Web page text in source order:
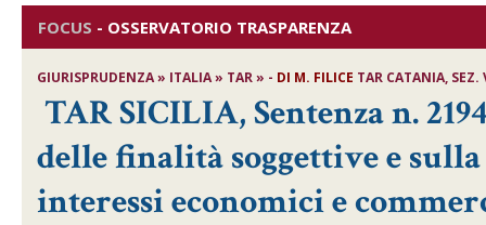
FOCUS - OSSERVATORIO TRASPARENZA
GIURISPRUDENZA » ITALIA » TAR » - DI M. FILICE TAR CATANIA,
TAR SICILIA, Sentenza n.
delle finalità soggettive e
interessi economici e